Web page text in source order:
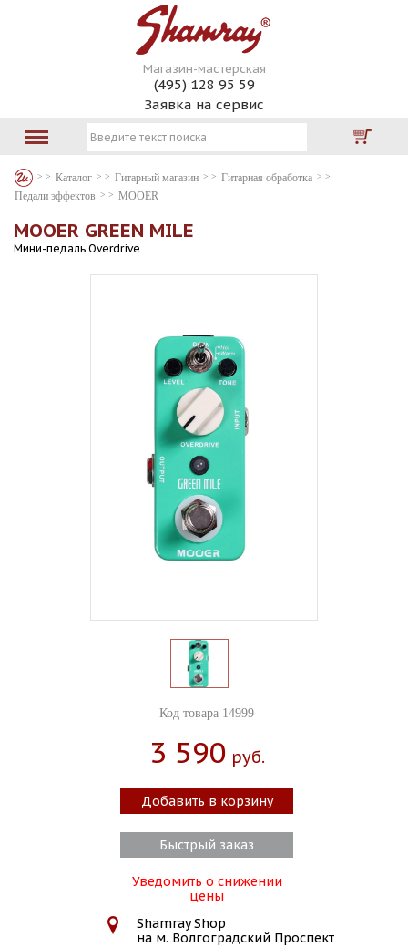
Магазин-мастерская
(495) 128 95 59
Заявка на сервис
Каталог Гитарный магазин
Гитарная обработка
Педали эффектов
MOOER
MOOER GREEN MILE
Мини-педаль Overdrive
Код товара 14999
3 590 Руб.
Добавить в корзину
Быстрый заказ
Уведомить о снижении
цены
Shamray Shop
на м. Волгоградский Проспект